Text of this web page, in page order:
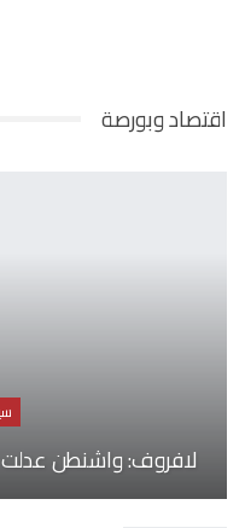
اقتصاد وبورصة
لافروف: واشنطن